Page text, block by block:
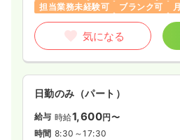
担当業務未経験可
ブランク可
気になる
日勤のみ（パート）
給与 時給1,600円〜
時間 8:30～17:30